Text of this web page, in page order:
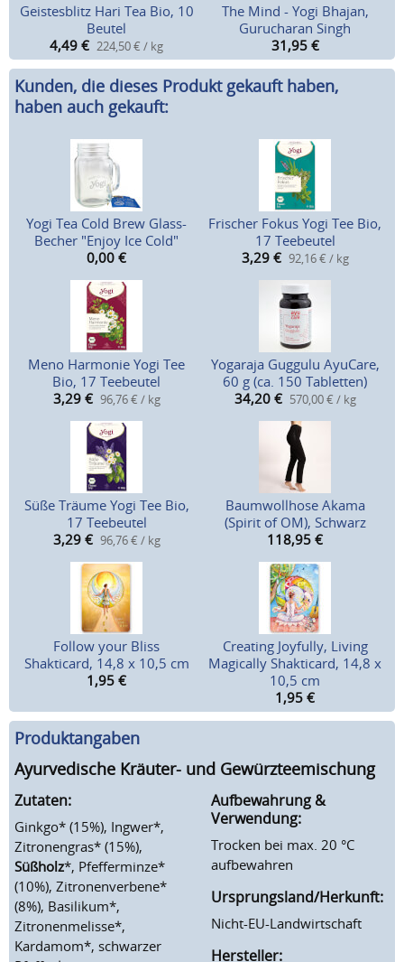
Geistesblitz Hari Tea Bio, 10
Beutel
4,49 € 224,50 € / kg
The Mind - Yogi Bhajan,
Gurucharan Singh
31,95 €
Kunden, die dieses Produkt gekauft haben,
haben auch gekauft:
Yogi Tea Cold Brew Glass-
Becher "Enjoy Ice Cold"
0,00 €
Frischer Fokus Yogi Tee Bio,
17 Teebeutel
3,29 € 92,16 € / kg
Meno Harmonie Yogi Tee
Bio, 17 Teebeutel
3,29 € 96,76 € / kg
Yogaraja Guggulu AyuCare,
60 g (ca. 150 Tabletten)
34,20 € 570,00 € / kg
Süße Träume Yogi Tee Bio,
17 Teebeutel
3,29 € 96,76 € / kg
Baumwollhose Akama
(Spirit of OM), Schwarz
118,95 €
Follow your Bliss
Shakticard, 14,8 x 10,5 cm
1,95 €
Creating Joyfully, Living
Magically Shakticard, 14,8 x
10,5 cm
1,95 €
Produktangaben
Ayurvedische Kräuter- und Gewürzteemischung
Zutaten:
Ginkgo* (15%), Ingwer*,
Zitronengras* (15%),
Süßholz*, Pfefferminze*
(10%), Zitronenverbene*
(8%), Basilikum*,
Zitronenmelisse*,
Kardamom*, schwarzer
Aufbewahrung &
Verwendung:
Trocken bei max. 20 °C
aufbewahren
Ursprungsland/Herkunft:
Nicht-EU-Landwirtschaft
Hersteller: